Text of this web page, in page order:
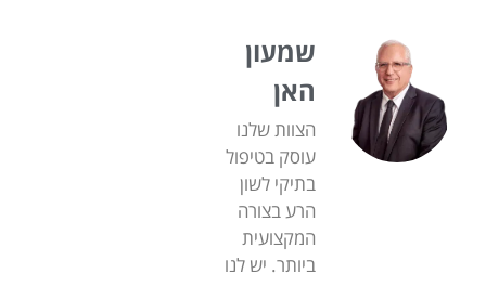
שמעון
האן
הצוות שלנו
עוסק בטיפול
בתיקי לשון
הרע בצורה
המקצועית
ביותר. יש לנו